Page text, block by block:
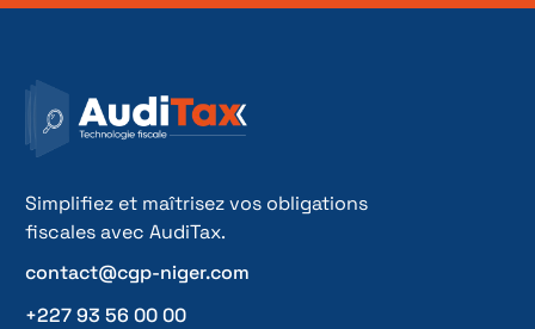
Simplifiez et maîtrisez vos obligations
fiscales avec AudiTax.
contact@cgp-niger.com
+227 93 56 00 00